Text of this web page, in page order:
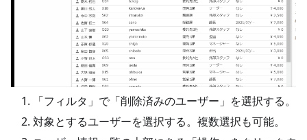
「フィルタ」で「削除済みのユーザー」を選択する。
対象とするユーザーを選択する。複数選択も可能。